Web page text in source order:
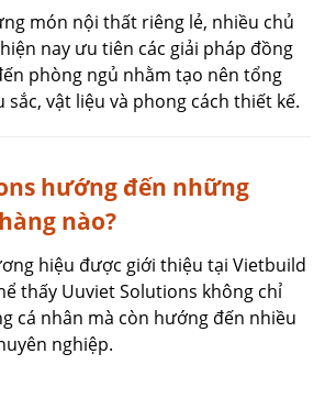
món nội thất riêng lẻ, nhiều chủ
nay ưu tiên các giải pháp đồng
phòng ngủ nhằm tạo nên tổng
sắc, vật liệu và phong cách thiết kế.
hướng đến những
nào?
hiệu được giới thiệu tại Vietbuild
thấy Uuviet Solutions không chỉ
cá nhân mà còn hướng đến nhiều
nghiệp.